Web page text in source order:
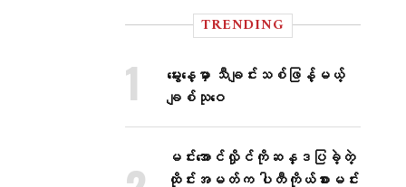
TRENDING
မွေးနေ့မှာ သီချင်းသစ်ဖြန့်မယ့်
ချစ်သုဝေ
မင်းအောင်လှိုင်ကိုဆန္ဒပြခဲ့တဲ့
ထိုင်းအမတ်က ပါတီကိုယ်စားမင်း